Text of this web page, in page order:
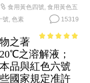
食用黃色四號, 食用黃色五
號, 色素 15319
5
之著
之溶解液；
品與紅色六號
國家規定准許